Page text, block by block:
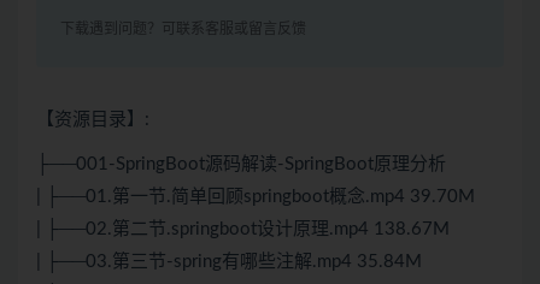
下载遇到问题？可联系客服或留言反馈
【资源目录】:
├──001-SpringBoot源码解读-SpringBoot原理分析
| ├──01.第一节.简单回顾springboot概念.mp4 39.70M
| ├──02.第二节.springboot设计原理.mp4 138.67M
| ├──03.第三节-spring有哪些注解.mp4 35.84M